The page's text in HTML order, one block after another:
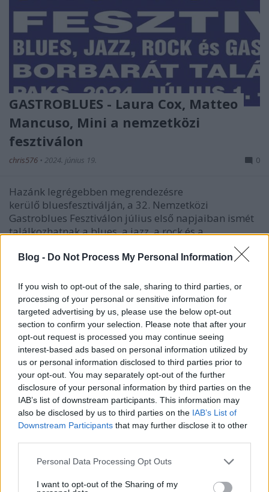
Blog - Do Not Process My Personal Information
If you wish to opt-out of the sale, sharing to third parties, or
processing of your personal or sensitive information for
targeted advertising by us, please use the below opt-out
section to confirm your selection. Please note that after your
opt-out request is processed you may continue seeing
interest-based ads based on personal information utilized by
us or personal information disclosed to third parties prior to
your opt-out. You may separately opt-out of the further
disclosure of your personal information by third parties on the
IAB’s list of downstream participants. This information may
also be disclosed by us to third parties on the IAB’s List of
Downstream Participants that may further disclose it to other
Please note that this website/app uses one or more Google
not limited to your visit or usage behaviour. You may click to
Personal Data Processing Opt Outs
I want to opt-out of the Sharing of my
GASTROBLUES - Laura Cox, Matteo
Mancuso, Mini a nemzetközi
fesztiválon
chris576 • 2024. június 19. 0
Hazánk legrégebben megrendezésre
kerülő bluesfesztiválján, a 32. Nemzetközi
Gastroblues Fesztiválon július első napjaiban ismét
találkozhatnak a blues, a jazz, a rock és a
kezdődő klubkoncerteket követően pénteken és
BLUES MD - Elsöprő lendület és siker